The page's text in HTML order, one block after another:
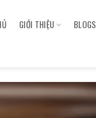
GIỚI THIỆU BLOGS